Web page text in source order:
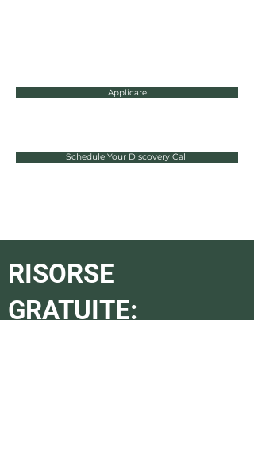
Applicare
Schedule Your Discovery Call
RISORSE
GRATUITE: